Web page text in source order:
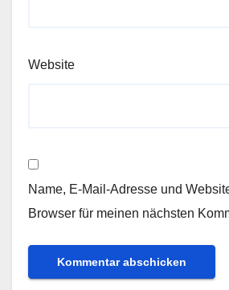
Website
Name, E-Mail-Adresse und
Browser für meinen nächsten